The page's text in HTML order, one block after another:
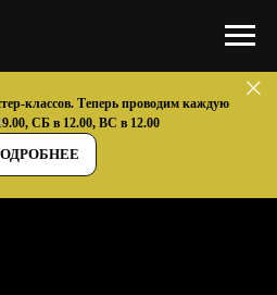
классов. Теперь проводим каждую
СБ в 12.00, ВС в 12.00